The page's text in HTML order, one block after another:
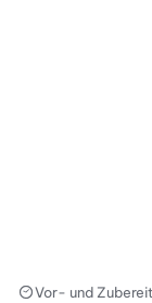
Vor- und